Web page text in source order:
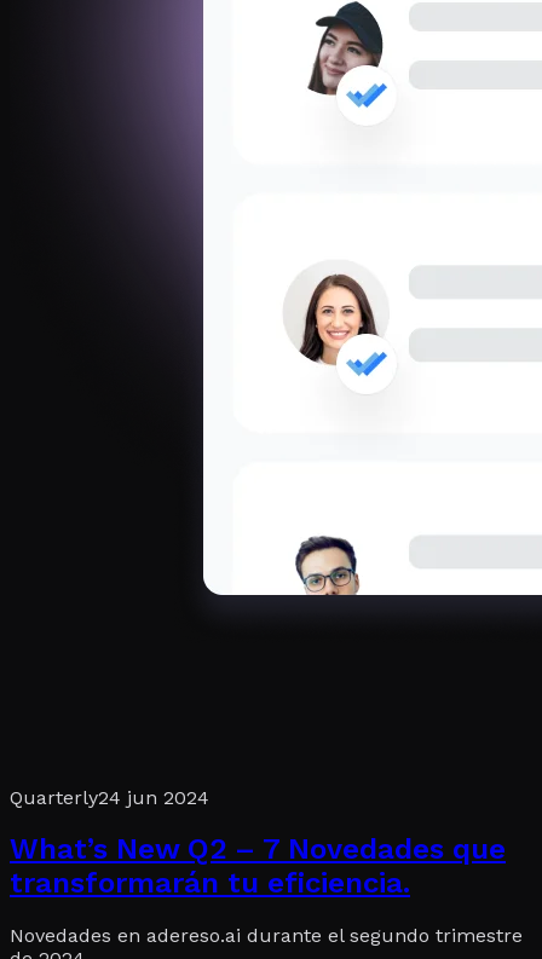
Quarterly24 jun 2024
What’s New Q2 – 7 Novedades que
transformarán tu eficiencia.
Novedades en adereso.ai durante el segundo trimestre